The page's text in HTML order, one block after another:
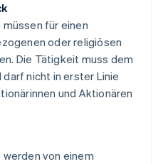
für einen
oder religiösen
Die Tätigkeit muss dem
nicht in erster Linie
und Aktionären
von einem